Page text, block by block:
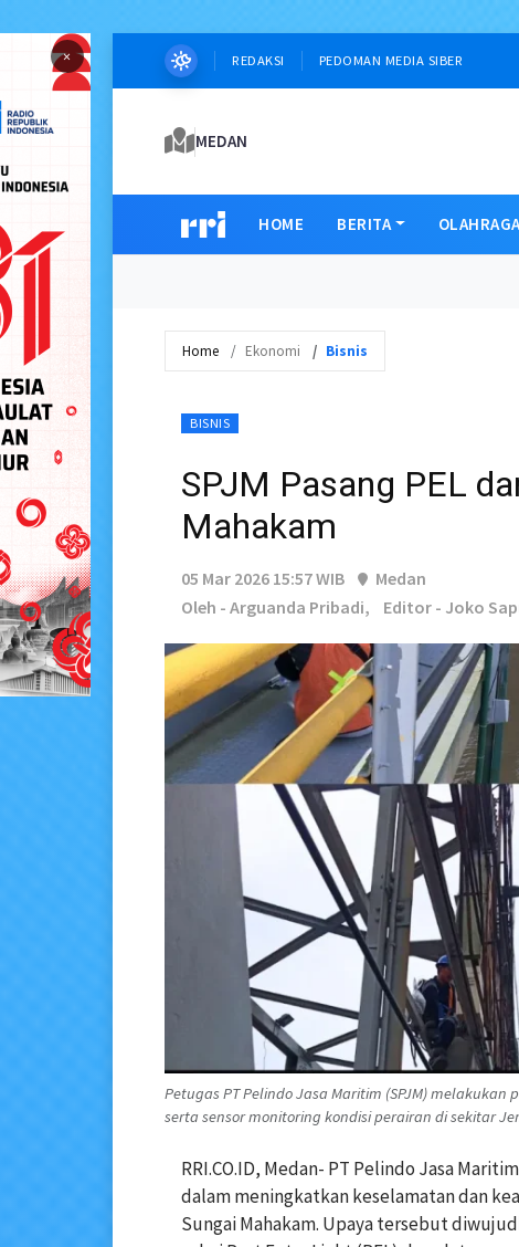
× REDAKSI PEDOMAN MEDIA SIBER
MEDAN
HOME BERITA
Home Ekonomi Bisnis
BISNIS
SPJM Pasang PEL
Mahakam
05 Mar 2026 15:57 WIB
Medan
Oleh - Arguanda Pribadi,
Editor - Joko
Petugas PT Pelindo Jasa Maritim (SPJM)
serta sensor monitoring kondisi perairan di sekitar
RRI.CO.ID, Medan- PT Pelindo Jasa
dalam meningkatkan keselamatan dan
Sungai Mahakam. Upaya tersebut